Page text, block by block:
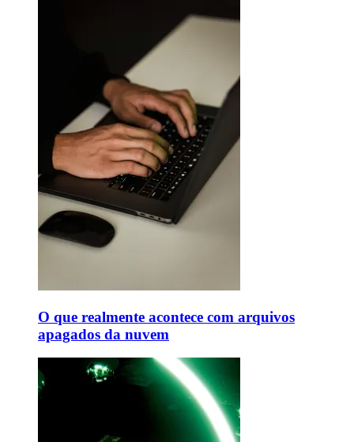
O que realmente acontece com arquivos
apagados da nuvem